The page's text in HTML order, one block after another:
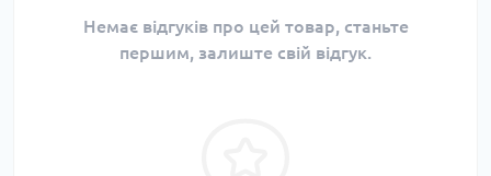
Немає відгуків про цей товар, станьте
першим, залиште свій відгук.